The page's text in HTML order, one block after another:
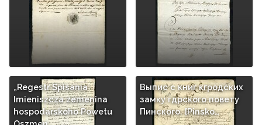
„Regestr Spisania
Imieniszcza zemenina
hospodarskoho Powetu
Выпис с книг кгродских
замку гдрского повету
Пинского. [Pinsko…